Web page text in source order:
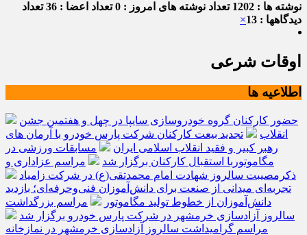
نوشته ها : 1202
تعداد نوشته های امروز : 0 تعداد اعضا : 36
تعداد
دیدگاهها : 13
×
اوقات شرعی
اطلاعیه ها
حضور کارکنان گروه خودروسازی سایپا در چهل و هفتمین جشن
انقلاب
تجدید بیعت کارکنان شرکت پارس خودرو با آرمان های
رهبر کبیر و فقید انقلاب اسلامی ایران
مسابقات ورزشی در
مگاموتوربا استقبال کارکنان برگزار شد
مراسم عزاداری و
ذکرمصیبت سالروز شهادت امام محمدتقی(ع) در شرکت زامیاد
تجربه‌ای میدانی از صنعت برای دانش‌آموزان فنی‌وحرفه‌ای؛ بازدید
دانش‌آموزان از خطوط تولید مگاموتور
مراسم بزرگداشت
سالروز آزادسازی خرمشهر در شرکت پارس خودرو برگزار شد
مراسم گرامیداشت سالروز آزادسازی خرمشهر در نمازخانه